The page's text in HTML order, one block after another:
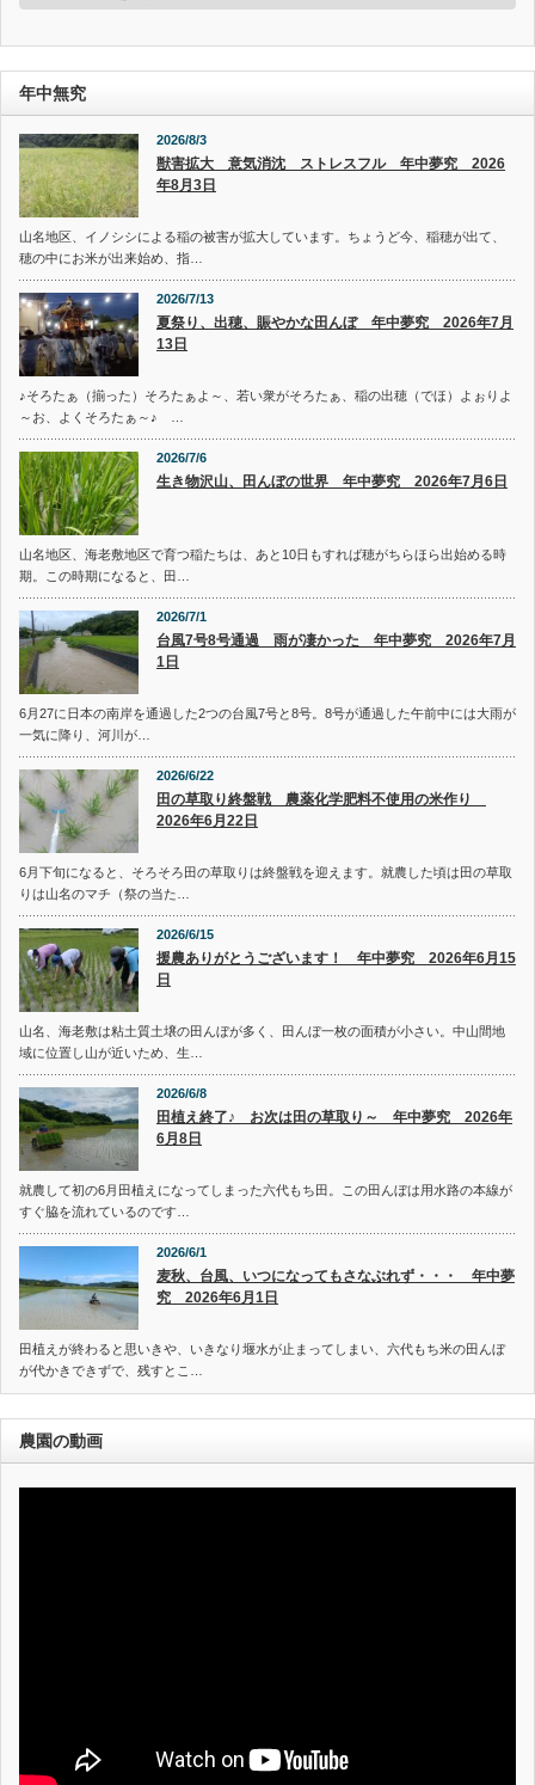
ー
年中無究
2026/8/3
獣害拡大 意気消沈 ストレスフル 年中夢究 2026
年8月3日
山名地区、イノシシによる稲の被害が拡大しています。ちょうど今、稲穂が出て、
穂の中にお米が出来始め、指…
2026/7/13
夏祭り、出穂、賑やかな田んぼ 年中夢究 2026年7月
13日
♪そろたぁ（揃った）そろたぁよ～、若い衆がそろたぁ、稲の出穂（でほ）よぉりよ
～お、よくそろたぁ～♪ …
2026/7/6
生き物沢山、田んぼの世界 年中夢究 2026年7月6日
山名地区、海老敷地区で育つ稲たちは、あと10日もすれば穂がちらほら出始める時
期。この時期になると、田…
2026/7/1
台風7号8号通過 雨が凄かった 年中夢究 2026年7月
1日
6月27に日本の南岸を通過した2つの台風7号と8号。8号が通過した午前中には大雨が
一気に降り、河川が…
2026/6/22
田の草取り終盤戦 農薬化学肥料不使用の米作り
2026年6月22日
6月下旬になると、そろそろ田の草取りは終盤戦を迎えます。就農した頃は田の草取
りは山名のマチ（祭の当た…
2026/6/15
援農ありがとうございます！ 年中夢究 2026年6月15
日
山名、海老敷は粘土質土壌の田んぼが多く、田んぼ一枚の面積が小さい。中山間地
域に位置し山が近いため、生…
2026/6/8
田植え終了♪ お次は田の草取り～ 年中夢究 2026年
6月8日
就農して初の6月田植えになってしまった六代もち田。この田んぼは用水路の本線が
すぐ脇を流れているのです…
2026/6/1
麦秋、台風、いつになってもさなぶれず・・・ 年中夢
究 2026年6月1日
田植えが終わると思いきや、いきなり堰水が止まってしまい、六代もち米の田んぼ
が代かきできずで、残すとこ…
農園の動画